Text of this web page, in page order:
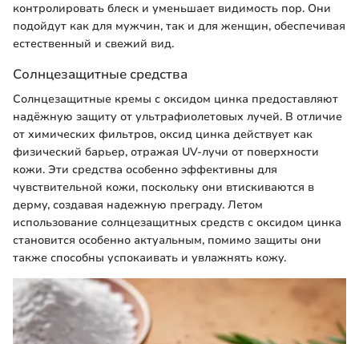
контролировать блеск и уменьшает видимость пор. Они
подойдут как для мужчин, так и для женщин, обеспечивая
естественный и свежий вид.
Солнцезащитные средства
Солнцезащитные кремы с оксидом цинка предоставляют
надёжную защиту от ультрафиолетовых лучей. В отличие
от химических фильтров, оксид цинка действует как
физический барьер, отражая UV-лучи от поверхности
кожи. Эти средства особенно эффективны для
чувствительной кожи, поскольку они втискиваются в
дерму, создавая надежную преграду. Летом
использование солнцезащитных средств с оксидом цинка
становится особенно актуальным, помимо защиты они
также способны успокаивать и увлажнять кожу.